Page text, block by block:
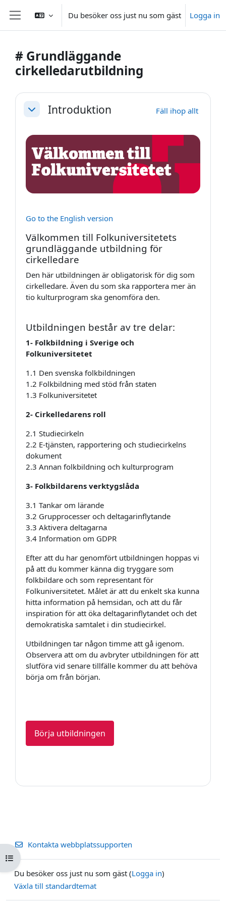
Gå direkt till huvudinnehåll
Du besöker oss just nu som gäst Logga in
Öppna kursmenyn
# Grundläggande
cirkelledarutbildning
Avsnittsöversikt
Fäll ihopIntroduktion Fäll ihop allt
Go to the English version
Välkommen till Folkuniversitetets
grundläggande utbildning för
cirkelledare
Den här utbildningen är obligatorisk för dig som
cirkelledare. Även du som ska rapportera mer än
tio kulturprogram ska genomföra den.
Utbildningen består av tre delar:
1- Folkbildning i Sverige och
Folkuniversitetet
1.1 Den svenska folkbildningen
1.2 Folkbildning med stöd från staten
1.3 Folkuniversitetet
2- Cirkelledarens roll
2.1 Studiecirkeln
2.2 E-tjänsten, rapportering och studiecirkelns
dokument
2.3 Annan folkbildning och kulturprogram
3- Folkbildarens verktygslåda
3.1 Tankar om lärande
3.2 Grupprocesser och deltagarinflytande
3.3 Aktivera deltagarna
3.4 Information om GDPR
Efter att du har genomfört utbildningen hoppas vi
på att du kommer känna dig tryggare som
folkbildare och som representant för
Folkuniversitetet. Målet är att du enkelt ska kunna
hitta information på hemsidan, och att du får
inspiration för att öka deltagarinflytandet och det
demokratiska samtalet i din studiecirkel.
Utbildningen tar någon timme att gå igenom.
Observera att om du avbryter utbildningen för att
slutföra vid senare tillfälle kommer du att behöva
börja om från början.
Börja utbildningen
Kontakta webbplatssupporten
Du besöker oss just nu som gäst (Logga in)
Växla till standardtemat